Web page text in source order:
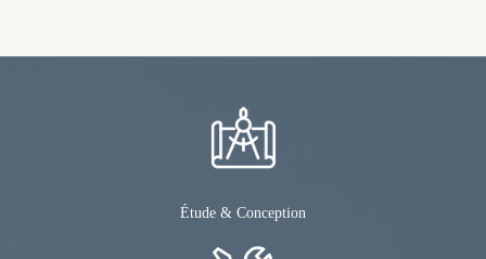
Étude & Conception